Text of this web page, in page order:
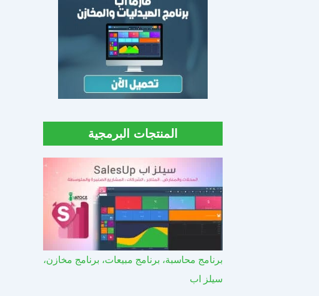
المنتجات البرمجية
برنامج محاسبة، برنامج مبيعات، برنامج مخازن،
سيلز اب